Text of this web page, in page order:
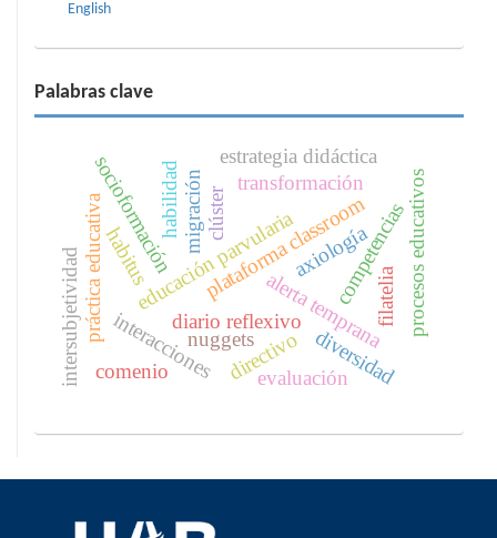
English
Palabras clave
alerta temprana
plataforma classroom
migración
educación parvularia
transformación
socioformación competencias
práctica educativa
interacciones
estrategia didáctica
diario reflexivo
axiología
diversidad
filatelia
intersubjetividad
clúster
nuggetsdirectivo
procesos educativos
habilidad
evaluación
comenio
habitus